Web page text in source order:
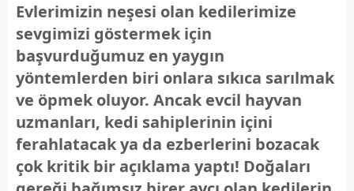
Evlerimizin neşesi olan kedilerimize
sevgimizi göstermek için
başvurduğumuz en yaygın
yöntemlerden biri onlara sıkıca sarılmak
ve öpmek oluyor. Ancak evcil hayvan
uzmanları, kedi sahiplerinin içini
ferahlatacak ya da ezberlerini bozacak
çok kritik bir açıklama yaptı! Doğaları